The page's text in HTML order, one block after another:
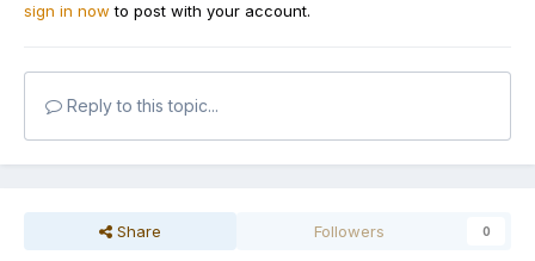
sign in now to post with your account.
Reply to this topic...
Share Followers 0